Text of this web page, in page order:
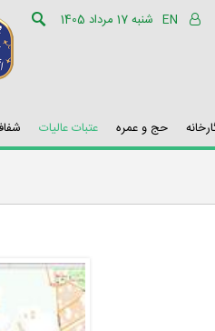
شنبه 17 مرداد 1405 EN
حج و عمره عتبات عالیات